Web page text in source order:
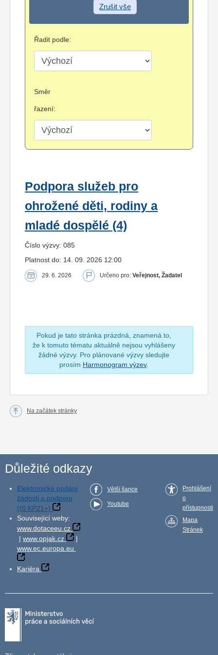
Zrušit vše
Řadit podle:
Směr
řazení:
Podpora služeb pro
ohrožené děti, rodiny a
mladé dospělé (4)
Číslo výzvy: 085
Platnost do: 14. 09. 2026 12:00
29. 6. 2026 Určeno pro: Veřejnost, Žadatel
Pokud je tato stránka prázdná, znamená to,
že k tomuto tématu aktuálně nejsou vyhlášeny
žádné výzvy. Pro plánované výzvy sledujte
prosím Harmonogram výzev.
Na začátek stránky
Důležité odkazy
Elektronické podání
žádosti o podporu
(IS KP21+)
Související weby:
www.dotaceeu.cz
| www.opjak.cz
|
www.ec.europa.eu
Kariéra
Větší šance
Youtube
Prohlášení
o
přístupnosti
Mapa
Stránek